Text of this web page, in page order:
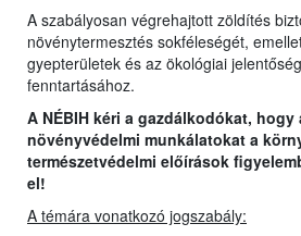
A szabályosan végrehajtott zöldítés
növénytermesztés sokféleségét,
gyepterületek és az ökológiai
fenntartásához.
A NÉBIH kéri a gazdálkodókat,
növényvédelmi munkálatokat a
természetvédelmi előírások
el!
A témára vonatkozó jogszabály: